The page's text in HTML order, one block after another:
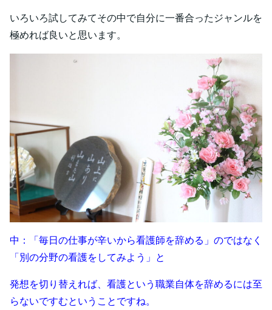
いろいろ試してみてその中で自分に一番合ったジャンルを
極めれば良いと思います。
中：「毎日の仕事が辛いから看護師を辞める」のではなく
「別の分野の看護をしてみよう」と
発想を切り替えれば、看護という職業自体を辞めるには至
らないですむということですね。